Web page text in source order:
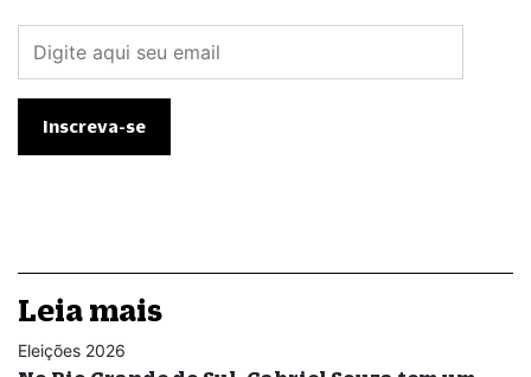
Leia mais
Eleições 2026